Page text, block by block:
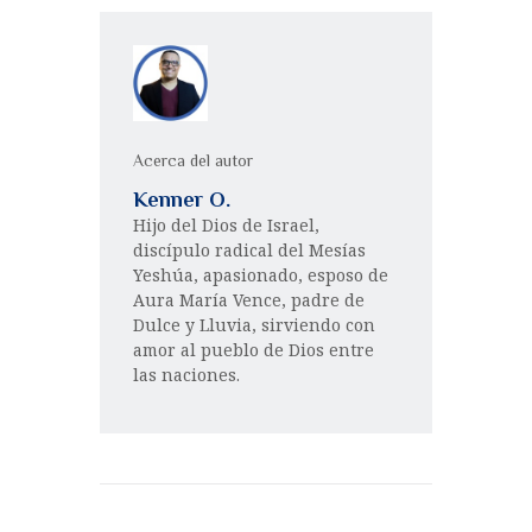
Acerca del autor
Kenner O.
Hijo del Dios de Israel,
discípulo radical del Mesías
Yeshúa, apasionado, esposo de
Aura María Vence, padre de
Dulce y Lluvia, sirviendo con
amor al pueblo de Dios entre
las naciones.